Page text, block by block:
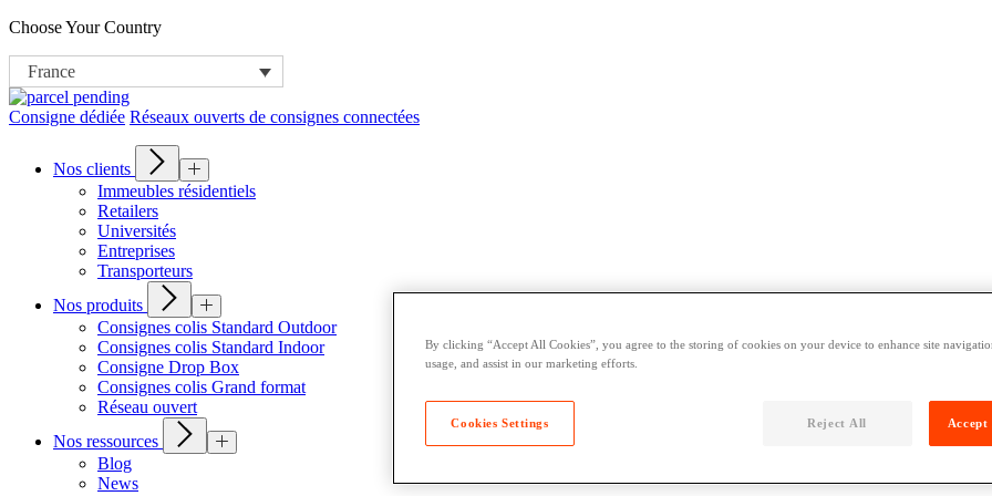
Choose Your Country
France
Consigne dédiée Réseaux ouverts de consignes connectées
Nos clients
Immeubles résidentiels
Retailers
Universités
Entreprises
Transporteurs
Nos produits
Consignes colis Standard Outdoor
Consignes colis Standard Indoor
Consigne Drop Box
Consignes colis Grand format
Réseau ouvert
Nos ressources
Blog
News
By clicking “Accept All Cookies”, you agree to the storing of cookies on your device to enhance site
usage, and assist in our marketing efforts.
Cookies Settings Reject All Accept